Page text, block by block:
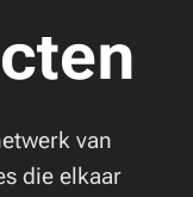
van
die elkaar